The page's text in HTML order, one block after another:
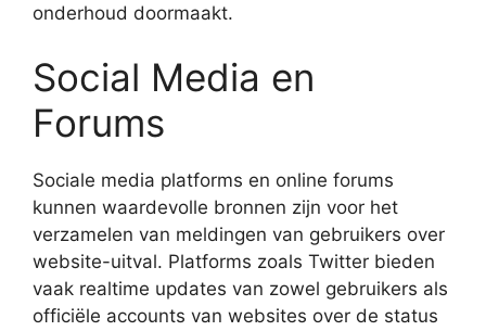
onderhoud doormaakt.
Social Media en
Forums
Sociale media platforms en online forums
kunnen waardevolle bronnen zijn voor het
verzamelen van meldingen van gebruikers over
website-uitval. Platforms zoals Twitter bieden
vaak realtime updates van zowel gebruikers als
officiële accounts van websites over de status